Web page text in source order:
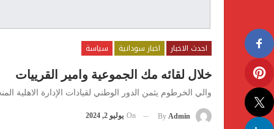
احدث الاخبار اخبار سودانية
سياسة
خلال لقائه مك الجموعية وامير القرييات
والي الخرطوم يثمن الدور الوطني لقيادات الإدارة الاهلية
By Admin
On يوليو 2, 2024